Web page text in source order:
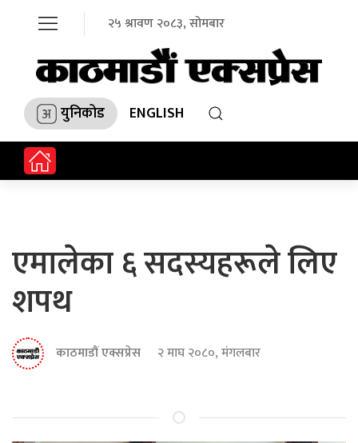
२५ श्रावण २०८३, सोमबार
युनिकोड ENGLISH
एमालेका ६ सदस्यहरूले लिए
शपथ
काठमाडौं एक्सप्रेस २ माघ २०८०, मंगलबार